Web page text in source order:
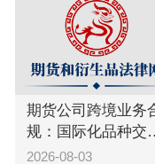
期货公司跨境业务
规：国际化品种交
与境外经纪风控
2026-08-03